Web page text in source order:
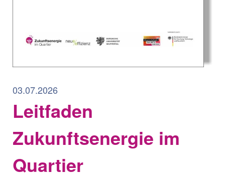
03.07.2026
Leitfaden
Zukunftsenergie im
Quartier